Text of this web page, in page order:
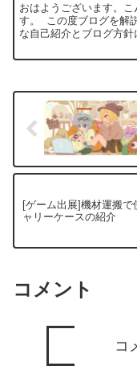
おはようございます。
す。 この度ブログを解
な自己紹介とブログ方針
[ゲーム出展]機材運搬で
ャリーケースの紹介
コメント
コ